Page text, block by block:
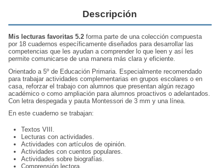
Descripción
Mis lecturas favoritas 5.2 forma parte de una colección compuesta
por 18 cuadernos específicamente diseñados paradesarrollar las
competencias que les ayudan a comprender lo que leen y así les
permite comunicarse de una manera más clara y eficiente.
Orientado a 5º de Educación Primaria. Especialmente recomendado
para trabajar actividades complementarias en grupos escolares o en
casa, reforzar el trabajo con alumnos que presentan algún rezago
académico o como ampliación para alumnos proactivos o adelantados.
Con letra despegada y pauta Montessori de 3 mm y una línea.
En este cuaderno se trabajan:
Textos VIII.
Lecturas conactividades.
Actividades con artículos de opinión.
Actividades con cuentos populares.
Actividades sobre biografías.
Comprensión lectora.